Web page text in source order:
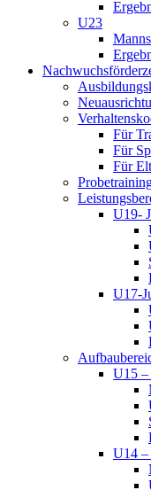
U23
Für
Für
Für
U19-
U17-
U15 –
U14 –